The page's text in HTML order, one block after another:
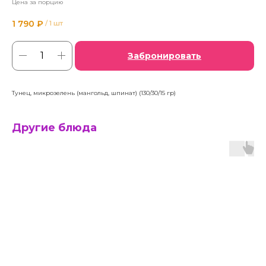
Цена за порцию
1 790 ₽ / 1 шт
Забронировать
Тунец, микрозелень (мангольд, шпинат) (130/30/15 гр)
Другие блюда